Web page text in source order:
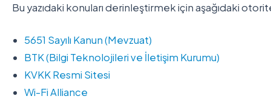
Bu yazıdaki konuları derinleştirmek için aşağıdaki
5651 Sayılı Kanun (Mevzuat)
BTK (Bilgi Teknolojileri ve İletişim Kurumu)
KVKK Resmi Sitesi
Wi-Fi Alliance